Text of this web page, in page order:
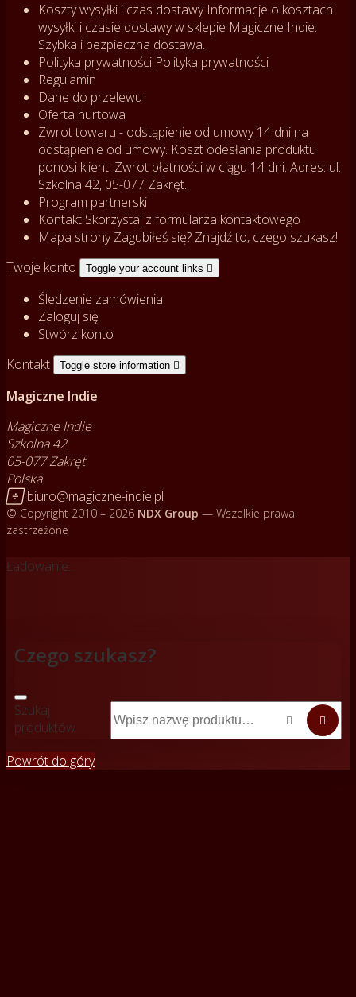
Koszty wysyłki i czas dostawy Informacje o kosztach
wysyłki i czasie dostawy w sklepie Magiczne Indie.
Szybka i bezpieczna dostawa.
Polityka prywatności Polityka prywatności
Regulamin
Dane do przelewu
Oferta hurtowa
Zwrot towaru - odstąpienie od umowy14 dni na
odstąpienie od umowy. Koszt odesłania produktu
ponosi klient. Zwrot płatności w ciągu 14 dni. Adres: ul.
Szkolna 42, 05-077 Zakręt.
Program partnerski
Kontakt Skorzystaj z formularza kontaktowego
Mapa stronyZagubiłeś się? Znajdź to, czego szukasz!
Twoje konto
Toggle your account links 
Śledzenie zamówienia
Zaloguj się
Stwórz konto
Kontakt
Toggle store information 
Magiczne Indie
Magiczne Indie
Szkolna 42
05-077 Zakręt
Polska
 biuro@magiczne-indie.pl
© Copyright 2010 – 2026 NDX Group — Wszelkie prawa
zastrzeżone
Ładowanie...
Czego szukasz?
Szukaj
produktów
 
Powrót do góry